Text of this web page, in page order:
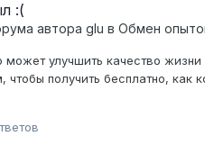
:(
автора glu в Обмен
улучшить качество
получить бесплатно, как